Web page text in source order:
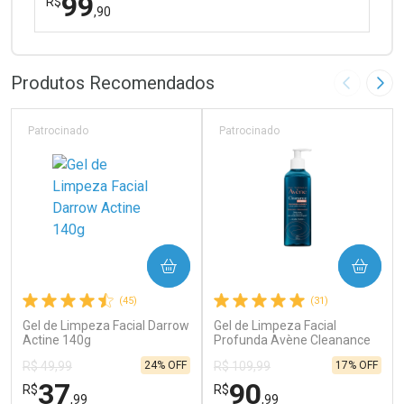
,90
Laboratório
Comprar sem Desconto
Por Menos
Comprar sem Desconto
Produtos Recomendados Imagem
(45)
Gel de Limpeza Facial Darrow
Actine 140g
Patrocinado
R$ 49,99
R$37,99
24% OFF
COMPRAR
(31)
Gel de Limpeza Facial
Profunda Avène Cleanance
Patrocinado
R$ 109,99
R$90,99
17% OFF
COMPRAR